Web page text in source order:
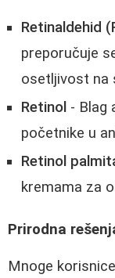
Retinaldehid
preporučuje
osetljivost na
Retinol - Blag
početnike u
Retinol
kremama za
Prirodna
Mnoge